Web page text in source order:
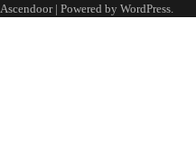
Ascendoor| Powered by WordPress.